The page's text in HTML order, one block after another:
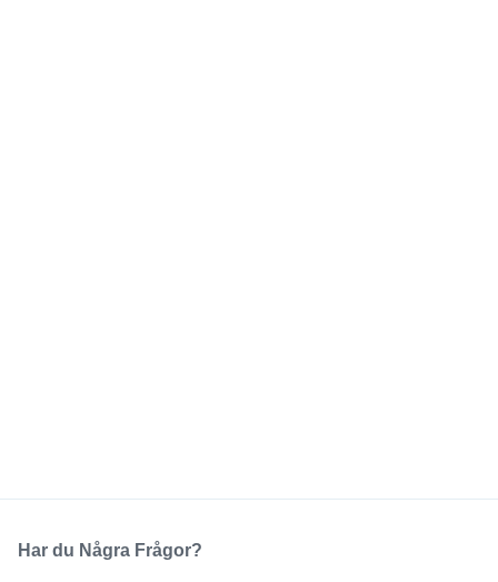
Har du Några Frågor?